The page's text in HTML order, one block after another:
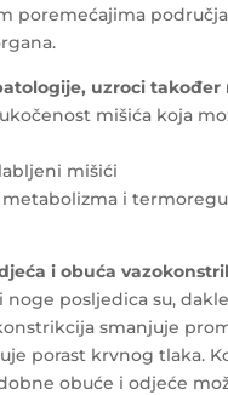
poremećajima
uzroci također
mišića koja
mišići
metabolizma i
i obuća
noge posljedica su,
smanjuje
porast krvnog tlaka.
obuće i odjeće